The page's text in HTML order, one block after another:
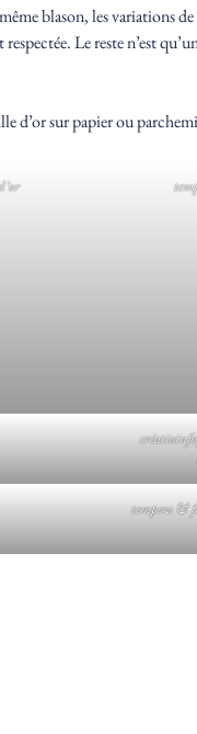
blason, les variations de
Le reste n’est
d’or sur papier ou
tempera &